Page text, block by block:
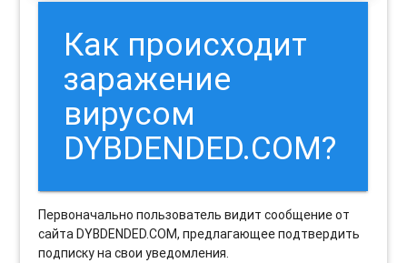
Как происходит
заражение
вирусом
DYBDENDED.COM?
Первоначально пользователь видит сообщение от
сайта DYBDENDED.COM, предлагающее подтвердить
подписку на свои уведомления.